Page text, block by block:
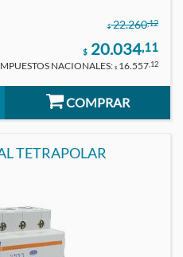
$ 22.260,12
$ 20.034,11
NACIONALES: $ 16.557,12
COMPRAR
TETRAPOLAR